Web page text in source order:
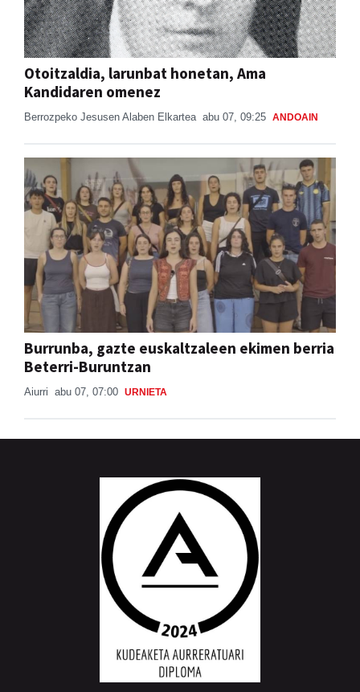
Otoitzaldia, larunbat honetan, Ama
Kandidaren omenez
Berrozpeko Jesusen Alaben Elkartea abu 07, 09:25 ANDOAIN
Burrunba, gazte euskaltzaleen ekimen berria
Beterri-Buruntzan
Aiurri abu 07, 07:00 URNIETA